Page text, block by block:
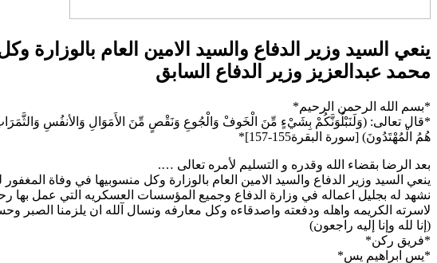
ينعي السيد وزير الدفاع والسيد الامين العام بالوزارة
محمد عبدالعزيز وزير الدفاع السابق
*بسم الله الرحمن الرحيم*
هُمُ الْمُهْتَدُونَ) [سورة البقرة155-157]*
بعد الرضا بقضاء الله وقدره و التسليم لأمره تعالى ….
نشهد له بجليل اعماله في وزارة الدفاع وجميع المؤسسات العسكريه التي عمل بها
لاسرته الكريمه واهله ودفعته واصدقاءه وكل معارفه ونسال آلله ان يلزمنا الصبر
(إنا لله وإنا إليه راجعون)
*فريق ركن*
*يس ابراهيم يس*